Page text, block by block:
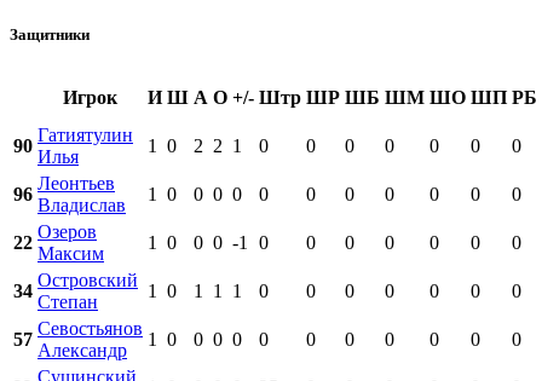
Защитники
Игрок И Ш А О +/- Штр ШР ШБ ШМ ШО ШП РБ
90
Гатиятулин
Илья
1 0 2 2 1 0 0 0 0 0 0 0
96
Леонтьев
Владислав
1 0 0 0 0 0 0 0 0 0 0 0
22
Озеров
Максим
1 0 0 0 -1 0 0 0 0 0 0 0
34
Островский
Степан
1 0 1 1 1 0 0 0 0 0 0 0
57
Севостьянов
Александр
1 0 0 0 0 0 0 0 0 0 0 0
Сушинский